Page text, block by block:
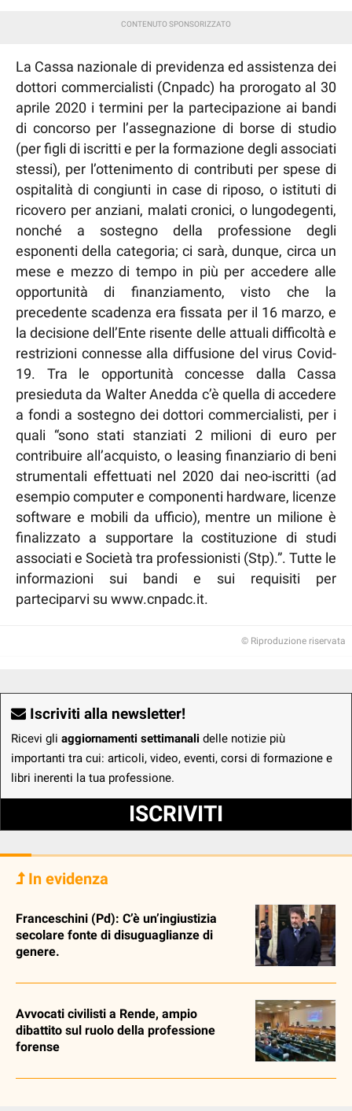
La Cassa nazionale di previdenza ed assistenza dei
dottori commercialisti (Cnpadc) ha prorogato al 30
aprile 2020 i termini per la partecipazione ai bandi
di concorso per l’assegnazione di borse di studio
(per figli di iscritti e per la formazione degli associati
stessi), per l’ottenimento di contributi per spese di
ospitalità di congiunti in case di riposo, o istituti di
ricovero per anziani, malati cronici, o lungodegenti,
nonché a sostegno della professione degli
esponenti della categoria; ci sarà, dunque, circa un
mese e mezzo di tempo in più per accedere alle
opportunità di finanziamento, visto che la
precedente scadenza era fissata per il 16 marzo, e
la decisione dell’Ente risente delle attuali difficoltà e
restrizioni connesse alla diffusione del virus Covid-
19. Tra le opportunità concesse dalla Cassa
presieduta da Walter Anedda c’è quella di accedere
a fondi a sostegno dei dottori commercialisti, per i
quali “sono stati stanziati 2 milioni di euro per
contribuire all’acquisto, o leasing finanziario di beni
strumentali effettuati nel 2020 dai neo-iscritti (ad
esempio computer e componenti hardware, licenze
software e mobili da ufficio), mentre un milione è
finalizzato a supportare la costituzione di studi
associati e Società tra professionisti (Stp).”. Tutte le
informazioni sui bandi e sui requisiti per
parteciparvi su www.cnpadc.it.
© Riproduzione riservata
Iscriviti alla newsletter!
Ricevi gli aggiornamenti settimanali delle notizie più
importanti tra cui: articoli, video, eventi, corsi di formazione e
libri inerenti la tua professione.
ISCRIVITI
In evidenza
Franceschini (Pd): C’è un’ingiustizia
secolare fonte di disuguaglianze di
genere.
Avvocati civilisti a Rende, ampio
dibattito sul ruolo della professione
forense